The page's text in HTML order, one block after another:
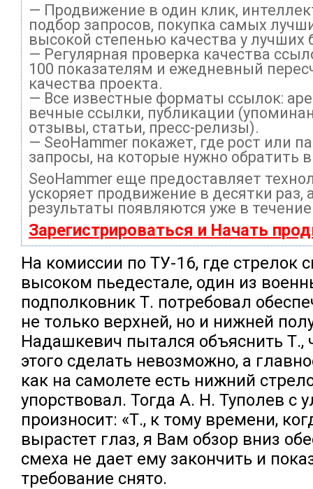
— Продвижение в один клик,
подбор запросов, покупка самых
высокой степенью качества у лучших
— Регулярная проверка качества
100 показателям и ежедневный
качества проекта.
— Все известные форматы ссылок:
вечные ссылки, публикации
отзывы, статьи, пресс-релизы).
— SeoHammer покажет, где рост или
запросы, на которые нужно обратить
SeoHammer еще предоставляет
ускоряет продвижение в десятки раз,
результаты появляются уже в
Зарегистрироваться и Начать
На комиссии по ТУ-16, где стрелок
высоком пьедестале, один из
подполковник Т. потребовал
не только верхней, но и нижней
Надашкевич пытался объяснить Т.,
этого сделать невозможно, а
как на самолете есть нижний
упорствовал. Тогда А. Н. Туполев с
произносит: «Т., к тому времени,
вырастет глаз, я Вам обзор вниз
смеха не дает ему закончить и
требование снято.